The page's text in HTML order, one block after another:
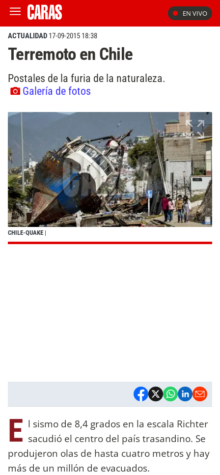
EN VIVO
ACTUALIDAD 17-09-2015 18:38
Terremoto en Chile
Postales de la furia de la naturaleza.
Galería de fotos
CHILE-QUAKE |
E l sismo de 8,4 grados en la escala Richter
sacudió el centro del país trasandino. Se
produjeron olas de hasta cuatro metros y hay
más de un millón de evacuados.